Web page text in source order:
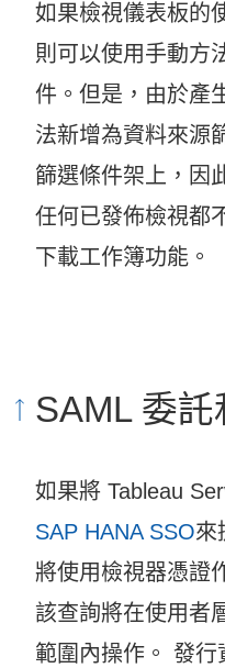
如果檢視儀表板的
則可以使用手動方
件。但是，由於產
法新增為資料來源
篩選條件架上，因
任何已發佈檢視都
下載工作簿功能。
SAML 委
如果將 Tableau
SAP HANA SSO來
將使用檢視器憑證
該查詢將在使用者
範圍內操作。 發